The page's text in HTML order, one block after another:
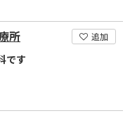
所 追加
です